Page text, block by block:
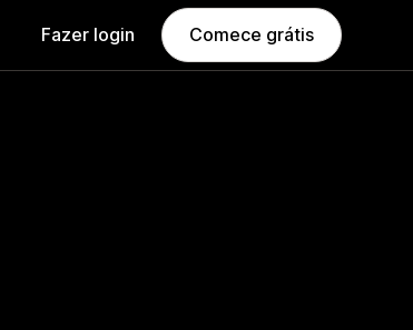
Fazer login Comece grátis